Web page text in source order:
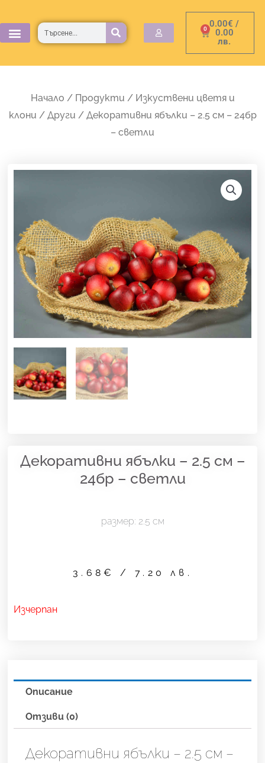
to
content
0.00€ /
0.00
лв.
0
Cart
Търсене
Начало / Продукти / Изкуствени цветя и
клони / Други / Декоративни ябълки – 2.5 см – 24бр
– светли
Декоративни ябълки – 2.5 см –
24бр – светли
размер: 2.5 см
3.68€ / 7.20 лв.
Изчерпан
Описание
Отзиви (0)
Декоративни ябълки – 2.5 см –